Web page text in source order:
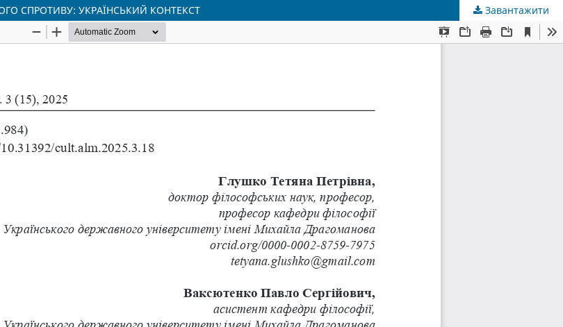
СПРОТИВУ: УКРАЇНСЬКИЙ КОНТЕКСТ Завантажити